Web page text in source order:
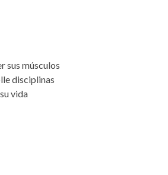
sus músculos
disciplinas
vida